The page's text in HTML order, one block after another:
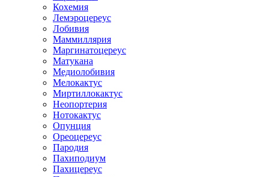
Кохемия
Лемэроцереус
Лобивия
Маммиллярия
Маргинатоцереус
Матукана
Медиолобивия
Мелокактус
Миртиллокактус
Неопортерия
Нотокактус
Опунция
Ореоцереус
Пародия
Пахиподиум
Пахицереус